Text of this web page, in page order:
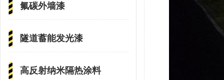
氟碳外墙漆
隧道蓄能发光漆
高反射纳米隔热涂料